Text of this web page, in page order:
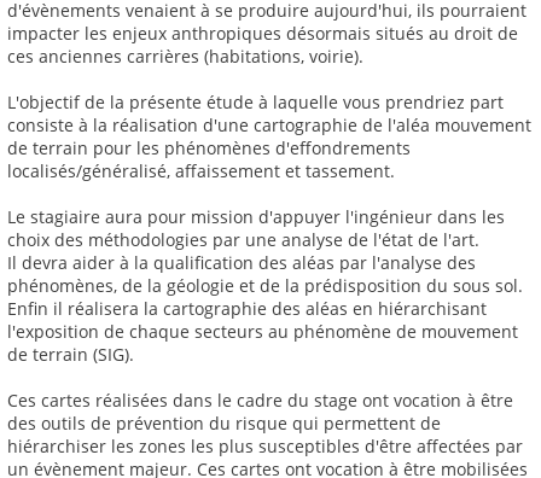
d'évènements venaient à se produire aujourd'hui, ils pourraient
impacter les enjeux anthropiques désormais situés au droit de
ces anciennes carrières (habitations, voirie).
L'objectif de la présente étude à laquelle vous prendriez part
consiste à la réalisation d'une cartographie de l'aléa mouvement
de terrain pour les phénomènes d'effondrements
localisés/généralisé, affaissement et tassement.
Le stagiaire aura pour mission d'appuyer l'ingénieur dans les
choix des méthodologies par une analyse de l'état de l'art.
Il devra aider à la qualification des aléas par l'analyse des
phénomènes, de la géologie et de la prédisposition du sous sol.
Enfin il réalisera la cartographie des aléas en hiérarchisant
l'exposition de chaque secteurs au phénomène de mouvement
de terrain (SIG).
Ces cartes réalisées dans le cadre du stage ont vocation à être
des outils de prévention du risque qui permettent de
hiérarchiser les zones les plus susceptibles d'être affectées par
un évènement majeur. Ces cartes ont vocation à être mobilisées